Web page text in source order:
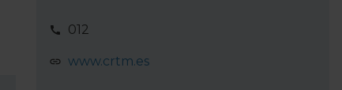
012
www.crtm.es